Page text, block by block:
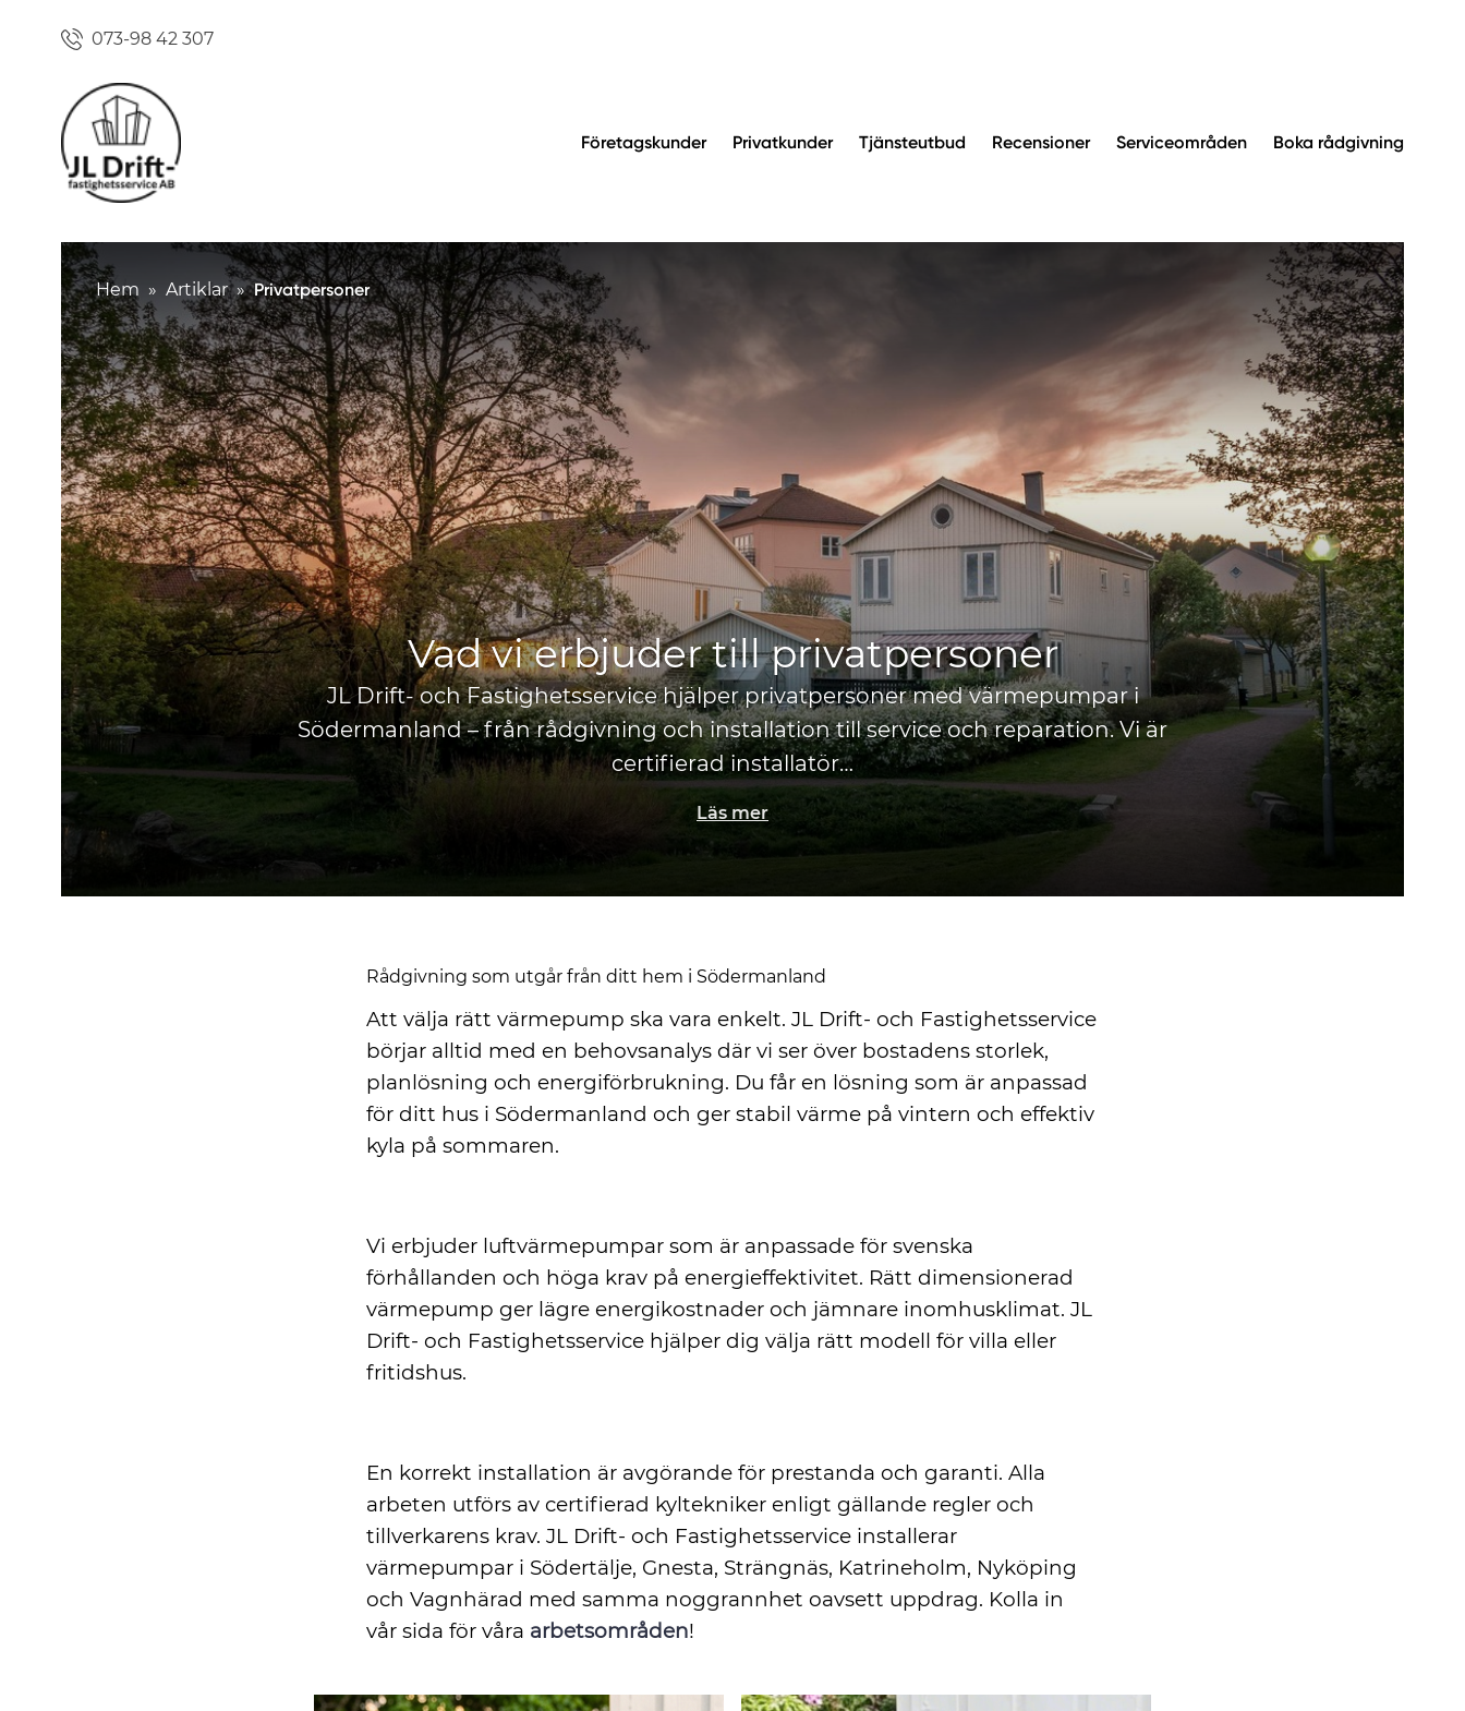
073-98 42 307
Företagskunder Privatkunder Tjänsteutbud Recensioner Serviceområden Boka rådgivning
Hem » Artiklar » Privatpersoner
Vad vi erbjuder till privatpersoner
JL Drift- och Fastighetsservice hjälper privatpersoner med värmepumpar i
Södermanland – från rådgivning och installation till service och reparation. Vi är
certifierad installatör…
Läs mer
Rådgivning som utgår från ditt hem i Södermanland
Att välja rätt värmepump ska vara enkelt. JL Drift- och Fastighetsservice
börjar alltid med en behovsanalys där vi ser över bostadens storlek,
planlösning och energiförbrukning. Du får en lösning som är anpassad
för ditt hus i Södermanland och ger stabil värme på vintern och effektiv
kyla på sommaren.
Vi erbjuder luftvärmepumpar som är anpassade för svenska
förhållanden och höga krav på energieffektivitet. Rätt dimensionerad
värmepump ger lägre energikostnader och jämnare inomhusklimat. JL
Drift- och Fastighetsservice hjälper dig välja rätt modell för villa eller
fritidshus.
En korrekt installation är avgörande för prestanda och garanti. Alla
arbeten utförs av certifierad kyltekniker enligt gällande regler och
tillverkarens krav. JL Drift- och Fastighetsservice installerar
värmepumpar i Södertälje, Gnesta, Strängnäs, Katrineholm, Nyköping
och Vagnhärad med samma noggrannhet oavsett uppdrag. Kolla in
vår sida för våra arbetsområden!